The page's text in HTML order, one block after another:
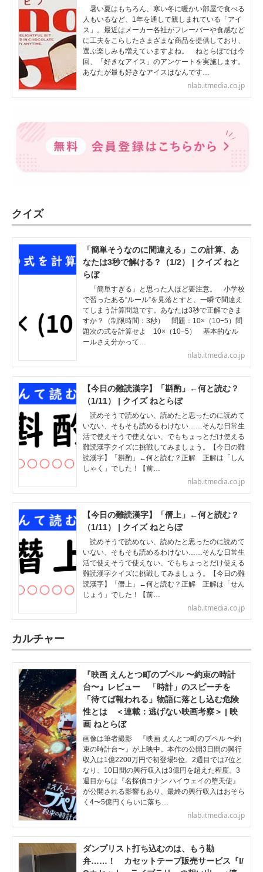
暑い夏はもちろん、寒い冬に暖かい部屋で食べる
人もいるなど、1年を通して親しまれている「アイ
ス」。最近はメーカー各社がフレーバーや食感など
に工夫をこらしたさまざまな商品を提供しており、
選ぶ楽しみも増えていますよね。 ねとらぼでは今
回、「好きなアイス」のアンケートを実施します。
あなたが最も好きなアイスはなんです…
nlab.itmedia.co.jp
クイズ
「簡単そうなのに間違える」この計算、あ
なたは3秒で解ける？（1/2） | クイズ ねと
らぼ
「簡単すぎる」と思った人ほど要注意。 小学校
で習ったある“ルール”を見落とすと、一瞬で間違え
てしまう計算問題です。あなたは3秒で正解できま
すか？（制限時間：3秒） 問題：10×（10−5）問
題次の式を計算せよ 10×（10−5） 基本的なル
ールさえ分かって…
nlab.itmedia.co.jp
【今日の難読漢字】「斟酌」←何と読む？
（1/11） | クイズ ねとらぼ
読めそうで読めない、読めたと思ったのに読めて
いない、そもそも読めるわけない……そんな日常生
活で使えそうで使えない、でもちょっとだけ使える
難読漢字クイズに挑戦してみましょう。【今日の難
読漢字】「斟酌」←何と読む？正解 正解は「しん
しゃく」でした！【前…
nlab.itmedia.co.jp
【今日の難読漢字】「僭上」←何と読む？
（1/11） | クイズ ねとらぼ
読めそうで読めない、読めたと思ったのに読めて
いない、そもそも読めるわけない……そんな日常生
活で使えそうで使えない、でもちょっとだけ使える
難読漢字クイズに挑戦してみましょう。【今日の難
読漢字】「僭上」←何と読む？正解 正解は「せん
じょう」でした！【前…
nlab.itmedia.co.jp
カルチャー
『映画 えんとつ町のプペル 〜約束の時計
台〜』レビュー 「時計」のスピーチを
「待てば報われる」物語に落とし込む危険
性とは ＜連載：逃げない映画考察＞ | 映
画 ねとらぼ
画像は筆者撮影 『映画 えんとつ町のプペル 〜約
束の時計台〜』が上映中。本作の公開3日間の興行
収入は1億2200万円で初登場5位。2週目では7位と
なり、10日間の興行収入は3億円を超えた程度。3
週目からは『名探偵コナン ハイウェイの堕天使』
が公開される影響もあり、最終の興行収入はおそら
く4〜5億円くらいに落ち…
nlab.itmedia.co.jp
ダンプリスト打ち込むのは、もう勘
弁……！ カセットテープ販売サービス『I/